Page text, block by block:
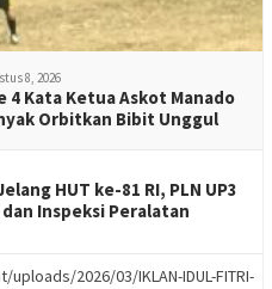
8, 2026
4 Kata Ketua Askot Manado
Orbitkan Bibit Unggul
HUT ke-81 RI, PLN UP3
Inspeksi Peralatan
2026/03/IKLAN-IDUL-FITRI-